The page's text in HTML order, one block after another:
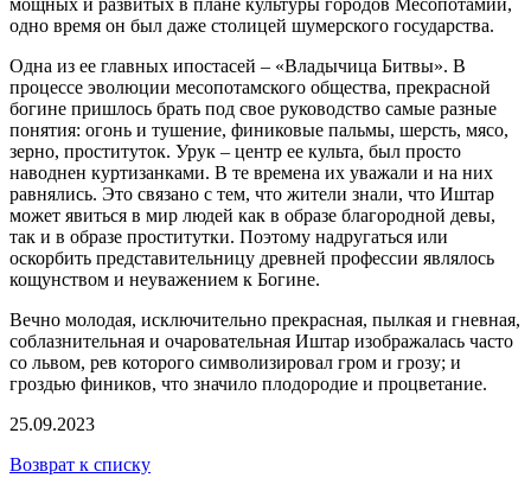
мощных и развитых в плане культуры городов Месопотамии,
одно время он был даже столицей шумерского государства.
Одна из ее главных ипостасей – «Владычица Битвы». В
процессе эволюции месопотамского общества, прекрасной
богине пришлось брать под свое руководство самые разные
понятия: огонь и тушение, финиковые пальмы, шерсть, мясо,
зерно, проституток. Урук – центр ее культа, был просто
наводнен куртизанками. В те времена их уважали и на них
равнялись. Это связано с тем, что жители знали, что Иштар
может явиться в мир людей как в образе благородной девы,
так и в образе проститутки. Поэтому надругаться или
оскорбить представительницу древней профессии являлось
кощунством и неуважением к Богине.
Вечно молодая, исключительно прекрасная, пылкая и гневная,
соблазнительная и очаровательная Иштар изображалась часто
со львом, рев которого символизировал гром и грозу; и
гроздью фиников, что значило плодородие и процветание.
25.09.2023
Возврат к списку